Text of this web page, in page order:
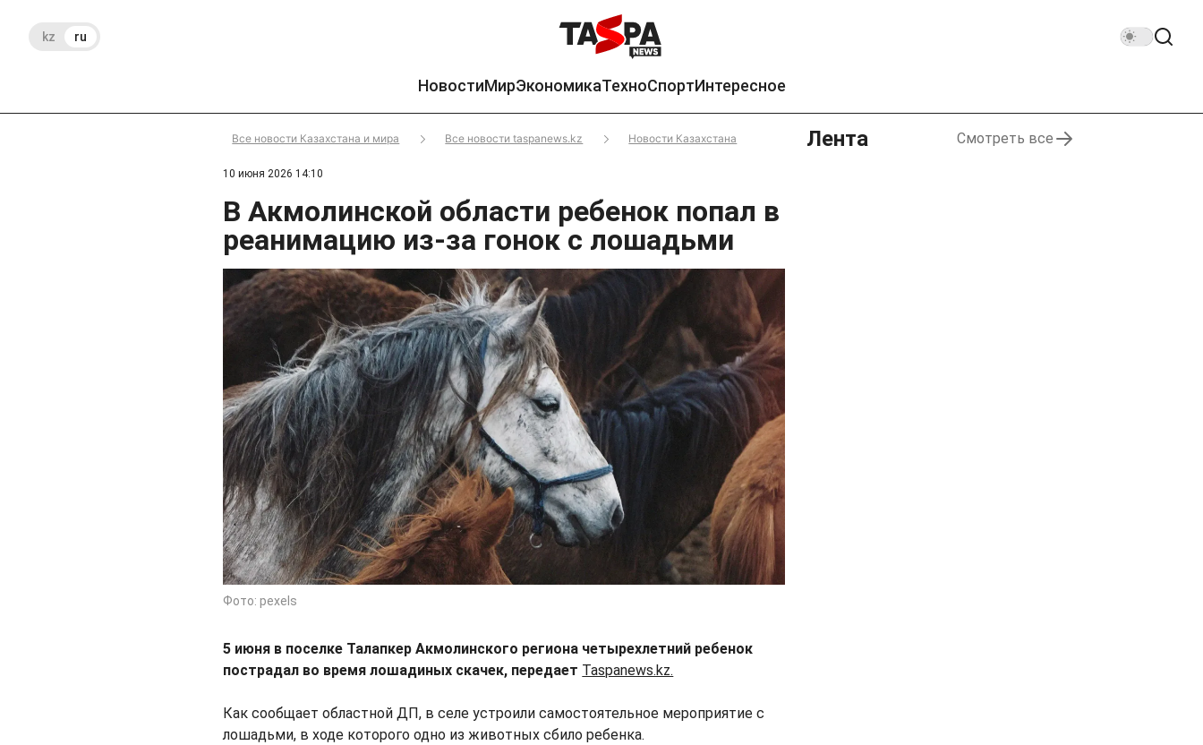
kz ru
НовостиМирЭкономикаТехноСпортИнтересное
Все новости Казахстана и мира Все новости taspanews.kz Новости Казахстана
10 июня 2026 14:10
В Акмолинской области ребенок попал в
реанимацию из-за гонок с лошадьми
Фото: pexels
5 июня в поселке Талапкер Акмолинского региона четырехлетний ребенок
пострадал во время лошадиных скачек, передает Taspanews.kz.
Как сообщает областной ДП, в селе устроили самостоятельное мероприятие с
лошадьми, в ходе которого одно из животных сбило ребенка.
Лента Смотреть все